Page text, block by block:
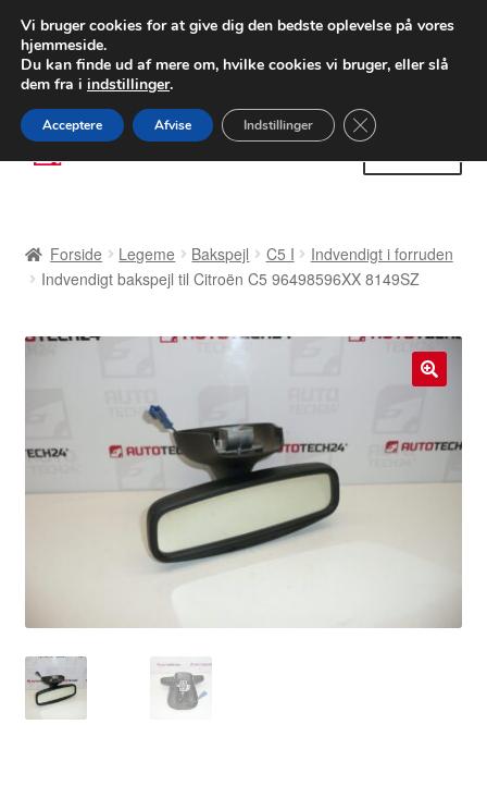
LEVERING fra 55 kr.
FEDEX verdensomspændende forsendelse
80 82 72 02
Spring
til
Spring
til
Betalinger
Klageprocedure
Kontakte
Min Konto
Forside Legeme Bakspejl C5 I
Indvendigt i forruden
Indvendigt bakspejl til Citroën C5 96498596XX 8149SZ
Vi bruger cookies for at give dig den bedste oplevelse på vores
hjemmeside.
Du kan finde ud af mere om, hvilke cookies vi bruger, eller slå
dem fra i indstillinger.
Acceptere Afvise Indstillinger Close GDPR